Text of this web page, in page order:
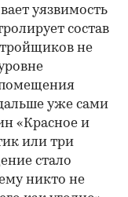
уязвимость
состав
не
помещения
уже сами
«Красное и
или три
стало
никто не